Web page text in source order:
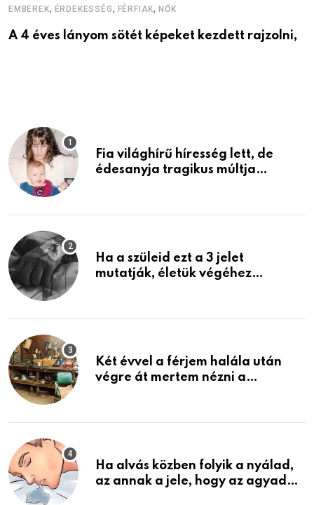
EMBEREK, ÉRDEKESSÉG, FÉRFIAK,NŐK
A 4 éves lányom sötét képeket kezdett rajzolni,
Fia világhírű híresség lett, de
édesanyja tragikus múltja
Ha a szüleid ezt a 3 jelet
mutatják, életük végéhez
Két évvel a férjem halála után
végre át mertem nézni a
életemet
Ha alvás közben folyik a nyálad,
az annak a jele, hogy az agyad…